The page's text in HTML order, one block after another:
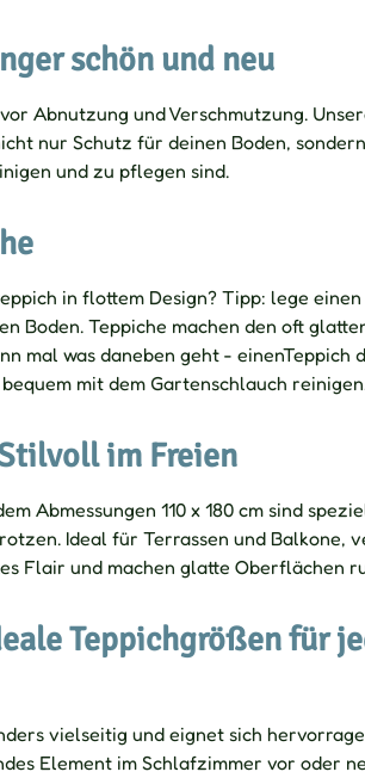
schön und neu
Abnutzung und Verschmutzung.
nur Schutz für deinen Boden,
und zu pflegen sind.
in flottem Design? Tipp: lege
Boden. Teppiche machen den oft
mal was daneben geht - einenTeppich
mit dem Gartenschlauch
im Freien
Abmessungen 110 x 180 cm sind
Ideal für Terrassen und Balkone,
Flair und machen glatte Oberflächen
Teppichgrößen für
vielseitig und eignet sich
Element im Schlafzimmer vor oder